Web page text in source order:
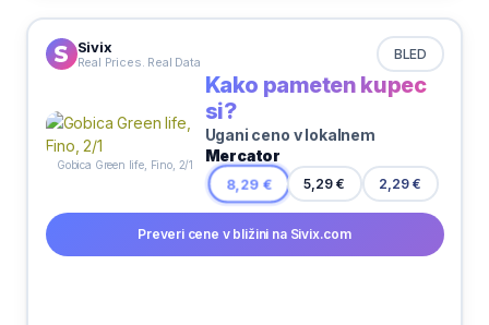
Sivix
Real Prices. Real Data BLED
Gobica Green life, Fino, 2/1
Kako pameten kupec
si?
Ugani ceno v lokalnem
Mercator
8,29 € 5,29 € 2,29 €
Preveri cene v bližini na Sivix.com